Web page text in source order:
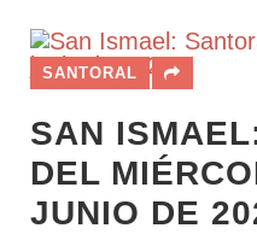
SANTORAL
SAN
DEL
JUNIO DE